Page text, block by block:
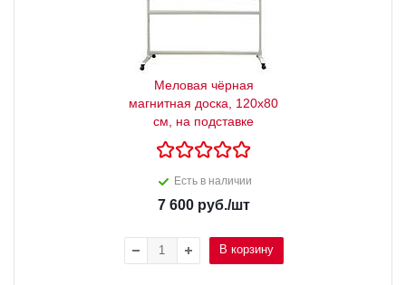
Меловая чёрная
магнитная доска, 120х80
см, на подставке
Есть в наличии
7 600руб./шт
В корзину